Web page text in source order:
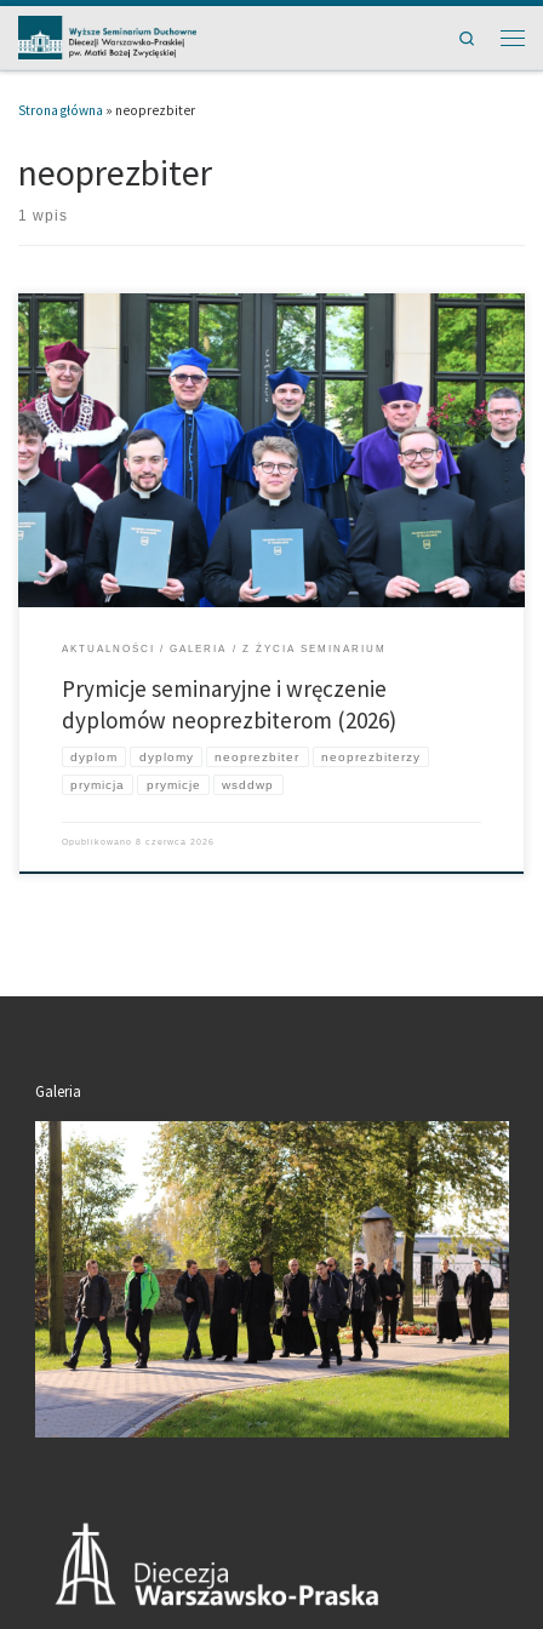
Przejdź do treści
Search
Strona główna » neoprezbiter
neoprezbiter
1 wpis
[…]
AKTUALNOŚCI GALERIA Z ŻYCIA SEMINARIUM
Prymicje seminaryjne i wręczenie
dyplomów neoprezbiterom (2026)
dyplom dyplomy neoprezbiter neoprezbiterzy
prymicja prymicje wsddwp
Opublikowano 8 czerwca 2026
Galeria